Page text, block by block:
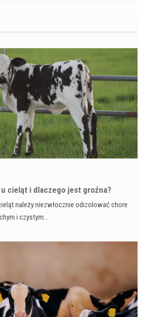
cieląt i dlaczego jest groźna?
należy niezwłocznie odizolować chore
i czystym…